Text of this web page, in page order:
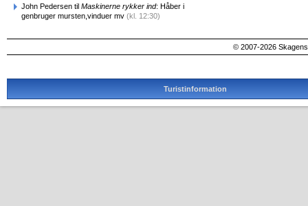
John Pedersen til Maskinerne rykker ind: Håber i
genbruger mursten,vinduer mv (kl. 12:30)
© 2007-2026
Turistinformation